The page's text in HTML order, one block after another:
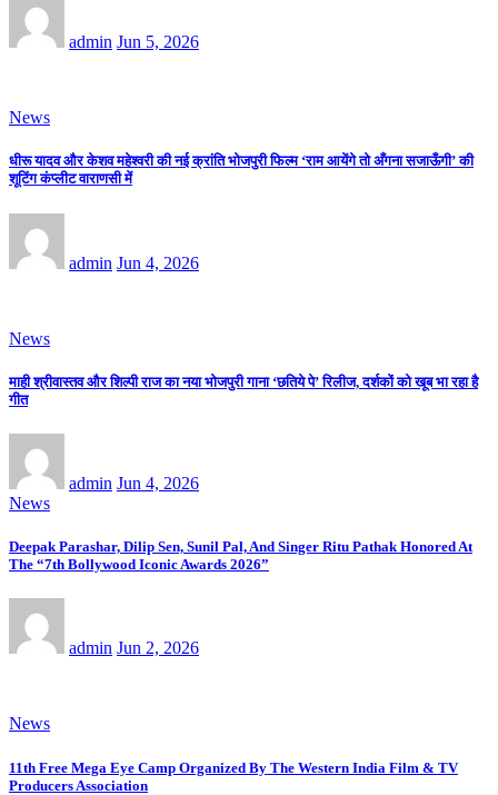
admin Jun 5, 2026
News
धीरू यादव और केशव महेश्वरी की नई क्रांति भोजपुरी फिल्म ‘राम आयेंगे तो अँगना सजाऊँगी’ की
शूटिंग कंप्लीट वाराणसी में
admin Jun 4, 2026
News
माही श्रीवास्तव और शिल्पी राज का नया भोजपुरी गाना ‘छतिये पे’ रिलीज, दर्शकों को खूब भा रहा है
गीत
admin Jun 4, 2026
News
Deepak Parashar, Dilip Sen, Sunil Pal, And Singer Ritu Pathak Honored At
The “7th Bollywood Iconic Awards 2026”
admin Jun 2, 2026
News
11th Free Mega Eye Camp Organized By The Western India Film & TV
Producers Association